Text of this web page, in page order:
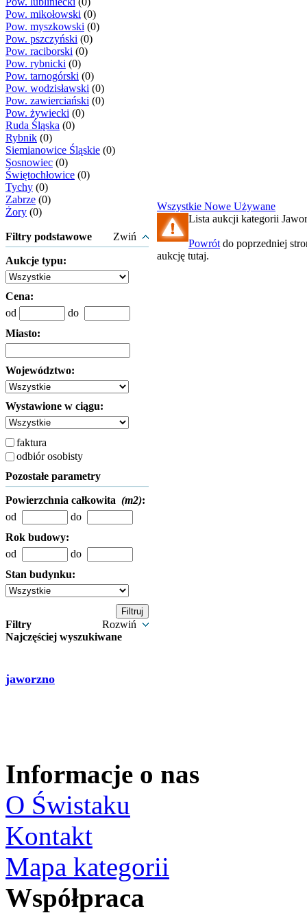
Pow. mikołowski (0)
Pow. myszkowski (0)
Pow. pszczyński (0)
Pow. raciborski (0)
Pow. rybnicki (0)
Pow. tarnogórski (0)
Pow. wodzisławski (0)
Pow. zawierciański (0)
Pow. żywiecki (0)
Ruda Śląska (0)
Rybnik (0)
Siemianowice Śląskie (0)
Sosnowiec (0)
Świętochłowice (0)
Tychy (0)
Zabrze (0)
Żory (0)
Filtry podstawowe Zwiń
Aukcje typu:
Cena:
od
do
Miasto:
Województwo:
Wystawione w ciągu:
faktura
odbiór osobisty
Pozostałe parametry
Powierzchnia całkowita (m2):
od
do
Rok budowy:
od
do
Stan budynku:
Filtry
Rozwiń
Najczęściej wyszukiwane
jaworzno
Wszystkie Nowe Używane
Lista aukcji kategorii
Powrót do poprzedniej
aukcję tutaj.
Informacje o nas
O Świstaku
Kontakt
Mapa kategorii
Współpraca